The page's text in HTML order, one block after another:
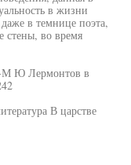
в жизни
в темнице поэта,
во время
М Ю Лермонтов в
В царстве